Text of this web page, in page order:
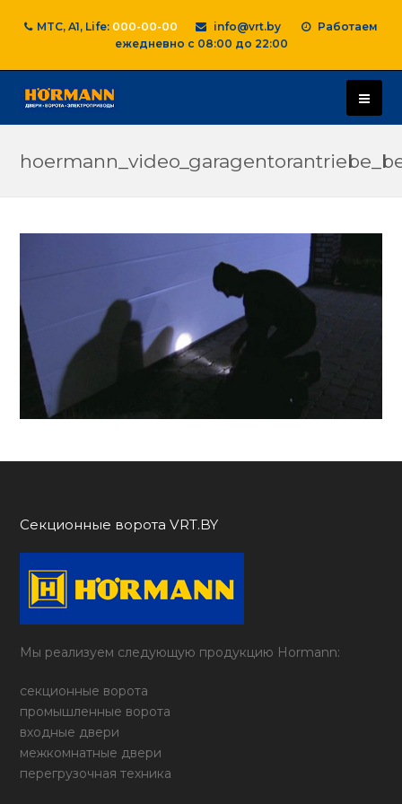
MTC, A1, Life: 000-00-00 info@vrt.by
Работаем
ежедневно с 08:00 до 22:00
Секционные ворота VRT.BY
Мы реализуем следующую продукцию Hormann:
секционные ворота
промышленные ворота
входные двери
межкомнатные двери
перегрузочная техника